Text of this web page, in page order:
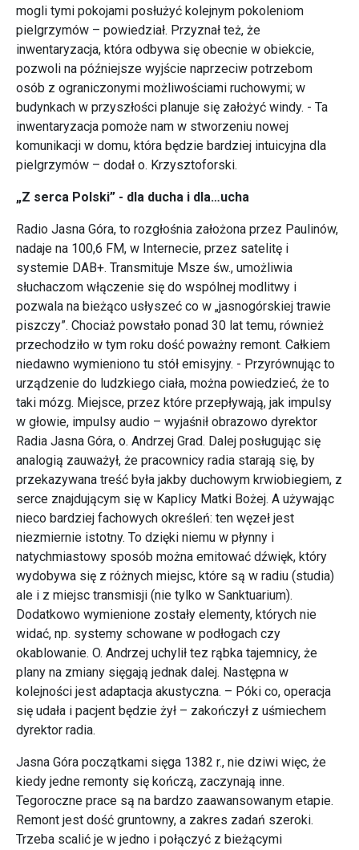
mogli tymi pokojami posłużyć kolejnym pokoleniom
pielgrzymów – powiedział. Przyznał też, że
inwentaryzacja, która odbywa się obecnie w obiekcie,
pozwoli na późniejsze wyjście naprzeciw potrzebom
osób z ograniczonymi możliwościami ruchowymi; w
budynkach w przyszłości planuje się założyć windy. - Ta
inwentaryzacja pomoże nam w stworzeniu nowej
komunikacji w domu, która będzie bardziej intuicyjna dla
pielgrzymów – dodał o. Krzysztoforski.
„Z serca Polski” - dla ducha i dla…ucha
Radio Jasna Góra, to rozgłośnia założona przez Paulinów,
nadaje na 100,6 FM, w Internecie, przez satelitę i
systemie DAB+. Transmituje Msze św., umożliwia
słuchaczom włączenie się do wspólnej modlitwy i
pozwala na bieżąco usłyszeć co w „jasnogórskiej trawie
piszczy”. Chociaż powstało ponad 30 lat temu, również
przechodziło w tym roku dość poważny remont. Całkiem
niedawno wymieniono tu stół emisyjny. - Przyrównując to
urządzenie do ludzkiego ciała, można powiedzieć, że to
taki mózg. Miejsce, przez które przepływają, jak impulsy
w głowie, impulsy audio – wyjaśnił obrazowo dyrektor
Radia Jasna Góra, o. Andrzej Grad. Dalej posługując się
analogią zauważył, że pracownicy radia starają się, by
przekazywana treść była jakby duchowym krwiobiegiem, z
serce znajdującym się w Kaplicy Matki Bożej. A używając
nieco bardziej fachowych określeń: ten węzeł jest
niezmiernie istotny. To dzięki niemu w płynny i
natychmiastowy sposób można emitować dźwięk, który
wydobywa się z różnych miejsc, które są w radiu (studia)
ale i z miejsc transmisji (nie tylko w Sanktuarium).
Dodatkowo wymienione zostały elementy, których nie
widać, np. systemy schowane w podłogach czy
okablowanie. O. Andrzej uchylił tez rąbka tajemnicy, że
plany na zmiany sięgają jednak dalej. Następna w
kolejności jest adaptacja akustyczna. – Póki co, operacja
się udała i pacjent będzie żył – zakończył z uśmiechem
dyrektor radia.
Jasna Góra początkami sięga 1382 r., nie dziwi więc, że
kiedy jedne remonty się kończą, zaczynają inne.
Tegoroczne prace są na bardzo zaawansowanym etapie.
Remont jest dość gruntowny, a zakres zadań szeroki.
Trzeba scalić je w jedno i połączyć z bieżącymi